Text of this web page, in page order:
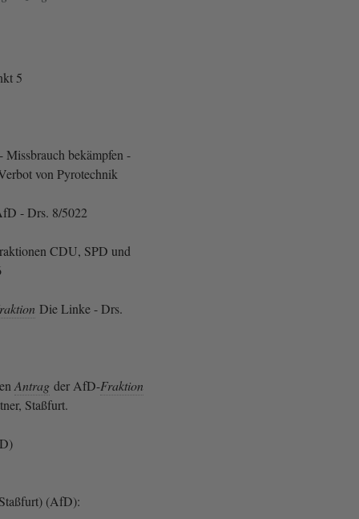
5
Missbrauch bekämpfen -
von Pyrotechnik
- Drs. 8/5022
CDU, SPD und
Die Linke - Drs.
Antrag der AfD-Fraktion
Staßfurt.
(AfD):